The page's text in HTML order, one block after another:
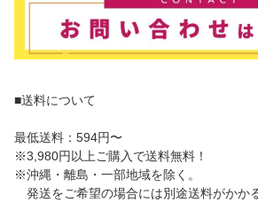
■送料について
最低送料：594円〜
※3,980円以上ご購入で送料無料！
※沖縄・離島・一部地域を除く。
発送をご希望の場合には別途送料がかか